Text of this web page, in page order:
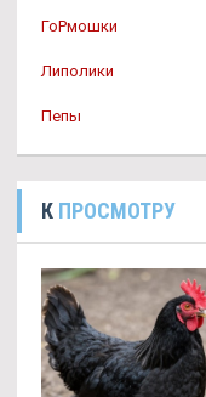
ГоРмошки
Липолики
Пепы
К ПРОСМОТРУ